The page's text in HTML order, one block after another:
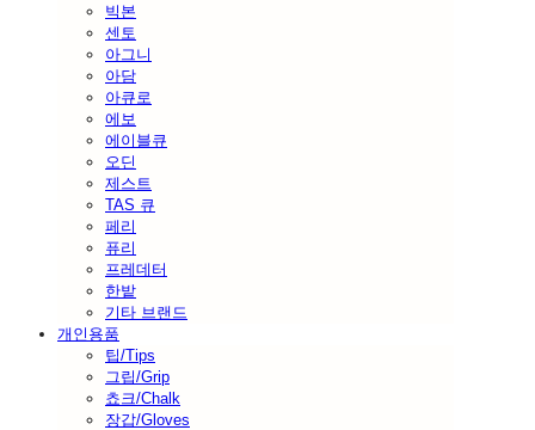
빅본
센토
아그니
아담
아큐로
에보
에이블큐
오딘
제스트
TAS 큐
페리
퓨리
프레데터
한밭
기타 브랜드
개인용품
팁/Tips
그립/Grip
쵸크/Chalk
장갑/Gloves